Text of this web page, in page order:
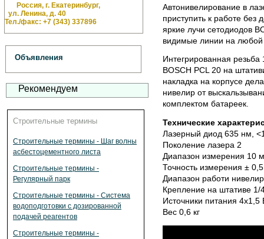
Россия, г. Екатеринбург,
ул. Ленина, д. 40
Тел./факс: +7 (343) 337896
Объявления
Рекомендуем
Строительные термины
Строительные термины - Шаг волны
асбестоцементного листа
Строительные термины -
Регулярный парк
Строительные термины - Система
водоподготовки с дозированной
подачей реагентов
Строительные термины -
Автонивелирование в
приступить к работе без
яркие лучи сетодиодов
видимые линии на любой
Интегрированная резьба
BOSCH PCL 20 на
накладка на корпусе
нивелир от
комплектом батареек.
Технические
Лазерный диод 635 нм,
Поколение лазера 2
Диапазон измерения 10 м
Точность измерения ±
Диапазон работи
Крепление на штативе 1/
Источники питания 4x1,5
Вес 0,6 кг